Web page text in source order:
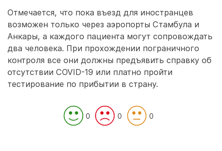
Отмечается, что пока въезд для иностранцев
возможен только через аэропорты Стамбула и
Анкары, а каждого пациента могут сопровождать
два человека. При прохождении пограничного
контроля все они должны предъявить справку об
отсутствии COVID-19 или платно пройти
тестирование по прибытии в страну.
0 0 0